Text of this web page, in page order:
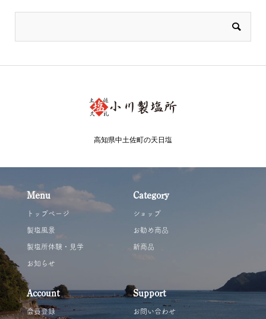
高知県中土佐町の天日塩
Menu
トップページ
製塩風景
製塩所体験・見学
お知らせ
Category
ショップ
お勧め商品
新商品
Account
会員登録
Support
お問い合わせ